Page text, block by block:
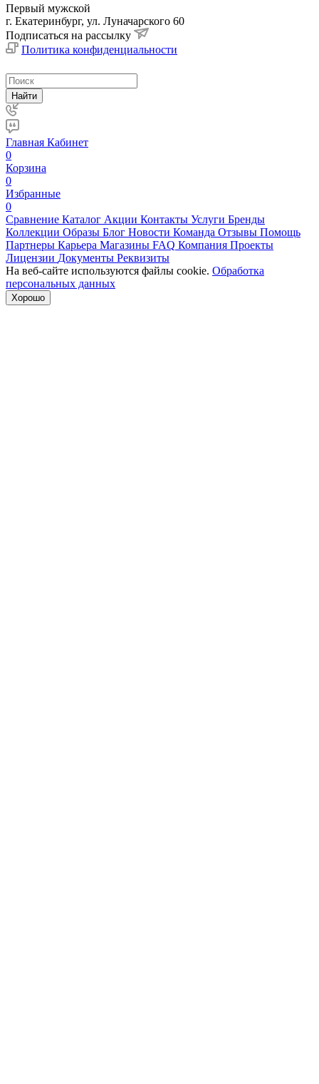
Первый мужской
г. Екатеринбург, ул. Луначарского 60
Подписаться на рассылку
Политика конфиденциальности
Найти
Главная Кабинет
0
Корзина
0
Избранные
0
Сравнение Каталог Акции Контакты Услуги Бренды
Коллекции Образы Блог Новости Команда Отзывы Помощь
Партнеры Карьера Магазины FAQ Компания Проекты
Лицензии Документы Реквизиты
На веб-сайте используются файлы cookie. Обработка
персональных данных
Хорошо